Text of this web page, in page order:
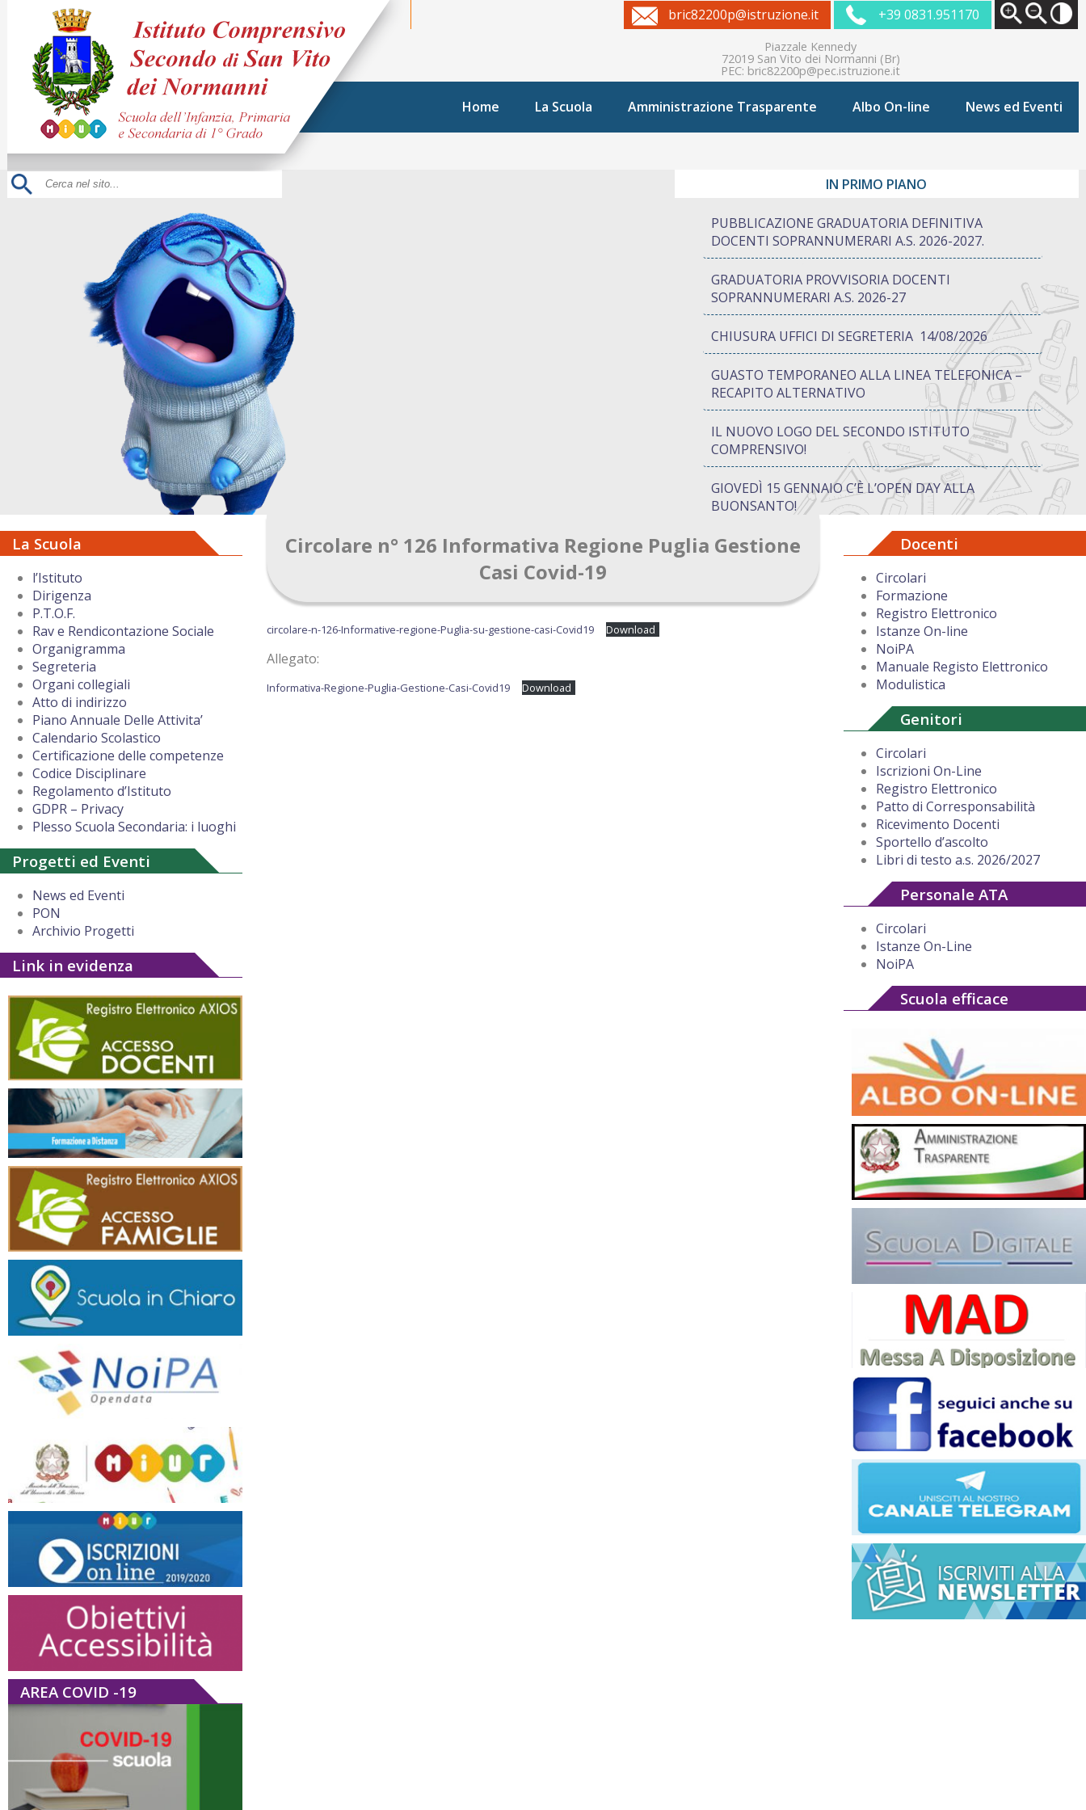
bric82200p@istruzione.it +39 0831.951170
Piazzale Kennedy
72019 San Vito dei Normanni (Br)
PEC: bric82200p@pec.istruzione.it
Home La Scuola Amministrazione Trasparente Albo On-line News ed Eventi
IN PRIMO PIANO
PUBBLICAZIONE GRADUATORIA DEFINITIVA
DOCENTI SOPRANNUMERARI A.S. 2026-2027.
GRADUATORIA PROVVISORIA DOCENTI
SOPRANNUMERARI A.S. 2026-27
CHIUSURA UFFICI DI SEGRETERIA 14/08/2026
GUASTO TEMPORANEO ALLA LINEA TELEFONICA –
RECAPITO ALTERNATIVO
IL NUOVO LOGO DEL SECONDO ISTITUTO
COMPRENSIVO!
GIOVEDÌ 15 GENNAIO C’È L’OPEN DAY ALLA
BUONSANTO!
PON “ATTIVA…MENTE” TRA CREATIVITÀ E GIOCO:
AUGURI DI BUON NATALE DAL DIRIGENTE
La Scuola
l’Istituto
Dirigenza
P.T.O.F.
Rav e Rendicontazione Sociale
Organigramma
Segreteria
Organi collegiali
Atto di indirizzo
Piano Annuale Delle Attivita’
Calendario Scolastico
Certificazione delle competenze
Codice Disciplinare
Regolamento d’Istituto
GDPR – Privacy
Plesso Scuola Secondaria: i luoghi
Progetti ed Eventi
News ed Eventi
PON
Archivio Progetti
Link in evidenza
AREA COVID -19
Circolare n° 126 Informativa Regione Puglia Gestione
Casi Covid-19
circolare-n-126-Informative-regione-Puglia-su-gestione-casi-Covid19 Download
Allegato:
Informativa-Regione-Puglia-Gestione-Casi-Covid19 Download
Docenti
Circolari
Formazione
Registro Elettronico
Istanze On-line
NoiPA
Manuale Registo Elettronico
Modulistica
Genitori
Circolari
Iscrizioni On-Line
Registro Elettronico
Patto di Corresponsabilità
Ricevimento Docenti
Sportello d’ascolto
Libri di testo a.s. 2026/2027
Personale ATA
Circolari
Istanze On-Line
NoiPA
Scuola efficace